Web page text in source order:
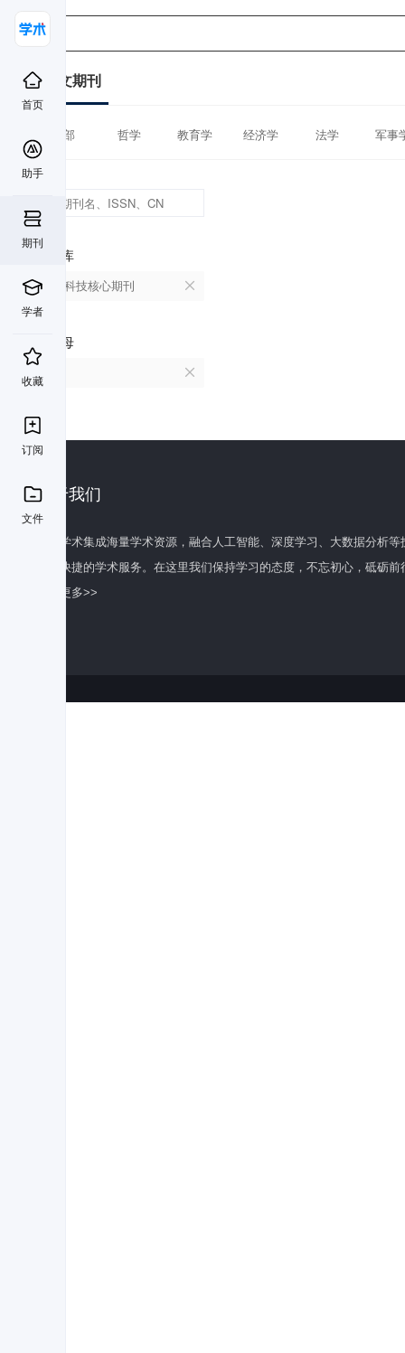
首页
助手
期刊
学者
收藏
订阅
文件
中文期刊
全部 哲学 教育学 经济学 法学 军事
数据库
中国科技核心期刊
首字母
关于我们
百度学术集成海量学术资源，融合人工智能、深度学习、大数据分析
全面快捷的学术服务。在这里我们保持学习的态度，不忘初心，砥砺前
了解更多>>